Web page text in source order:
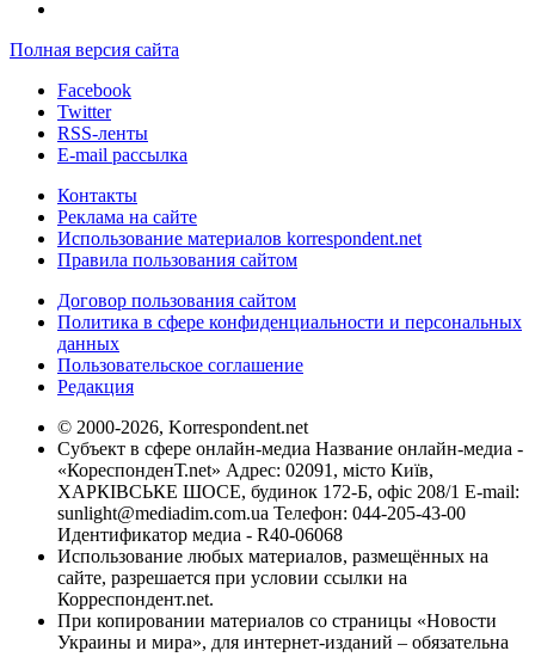
Полная версия сайта
Facebook
Twitter
RSS-ленты
E-mail рассылка
Контакты
Реклама на сайте
Использование материалов korrespondent.net
Правила пользования сайтом
Договор пользования сайтом
Политика в сфере конфиденциальности и персональных
данных
Пользовательское соглашение
Редакция
© 2000-2026, Korrespondent.net
Субъект в сфере онлайн-медиа Название онлайн-медиа -
«КореспонденТ.net» Адрес: 02091, місто Київ,
ХАРКІВСЬКЕ ШОСЕ, будинок 172-Б, офіс 208/1 E-mail:
sunlight@mediadim.com.ua Телефон: 044-205-43-00
Идентификатор медиа - R40-06068
Использование любых материалов, размещённых на
сайте, разрешается при условии ссылки на
Корреспондент.net.
При копировании материалов со страницы «Новости
Украины и мира», для интернет-изданий – обязательна